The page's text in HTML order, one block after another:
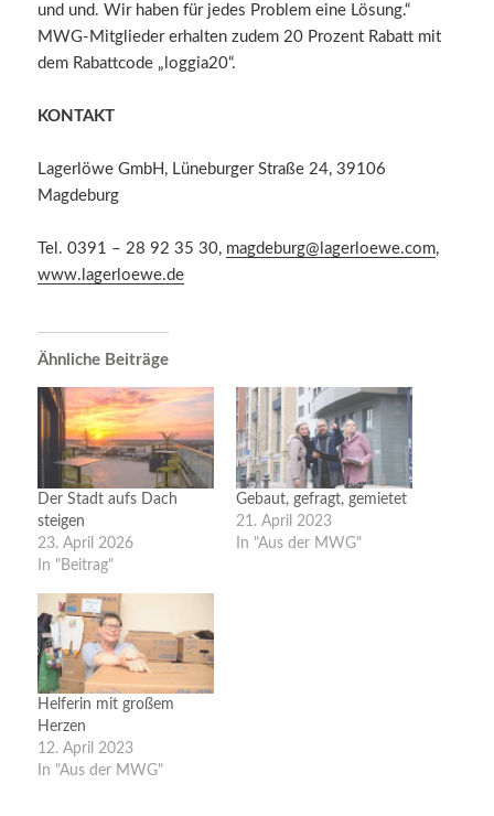
und und. Wir haben für jedes Problem eine Lösung.“
MWG-Mitglieder erhalten zudem 20 Prozent Rabatt mit
dem Rabattcode „loggia20“.
KONTAKT
Lagerlöwe GmbH, Lüneburger Straße 24, 39106
Magdeburg
Tel. 0391 – 28 92 35 30, magdeburg@lagerloewe.com,
www.lagerloewe.de
Ähnliche Beiträge
Der Stadt aufs Dach
steigen
23. April 2026
In "Beitrag"
Gebaut, gefragt, gemietet
21. April 2023
In "Aus der MWG"
Helferin mit großem
Herzen
12. April 2023
In "Aus der MWG"